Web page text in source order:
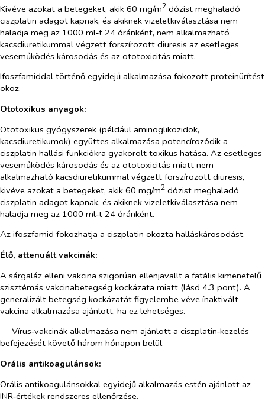
Kivéve azokat a betegeket, akik 60 mg/m2 dózist meghaladó
ciszplatin adagot kapnak, és akiknek vizeletkiválasztása nem
haladja meg az 1000 ml‑t 24 óránként, nem alkalmazható
kacsdiuretikummal végzett forszírozott diuresis az esetleges
veseműködés károsodás és az ototoxicitás miatt.
Ifoszfamiddal történő egyidejű alkalmazása fokozott proteinürítést
okoz.
Ototoxikus anyagok:
Ototoxikus gyógyszerek (például aminoglikozidok,
kacsdiuretikumok) együttes alkalmazása potencírozódik a
ciszplatin hallási funkciókra gyakorolt toxikus hatása. Az esetleges
veseműködés károsodás és az ototoxicitás miatt nem
alkalmazható kacsdiuretikummal végzett forszírozott diuresis,
kivéve azokat a betegeket, akik 60 mg/m2 dózist meghaladó
ciszplatin adagot kapnak, és akiknek vizeletkiválasztása nem
haladja meg az 1000 ml‑t 24 óránként.
Az ifoszfamid fokozhatja a ciszplatin okozta halláskárosodást.
Élő, attenuált vakcinák:
A sárgaláz elleni vakcina szigorúan ellenjavallt a fatális kimenetelű
szisztémás vakcinabetegség kockázata miatt (lásd 4.3 pont). A
generalizált betegség kockázatát figyelembe véve ínaktivált
vakcina alkalmazása ajánlott, ha ez lehetséges.
Vírus‑vakcinák alkalmazása nem ajánlott a ciszplatin‑kezelés
befejezését követő három hónapon belül.
Orális antikoagulánsok:
Orális antikoagulánsokkal egyidejű alkalmazás estén ajánlott az
INR‑értékek rendszeres ellenőrzése.